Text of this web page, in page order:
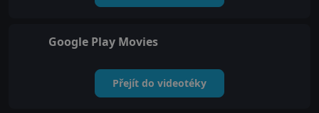
Google Play Movies
Přejít do videotéky